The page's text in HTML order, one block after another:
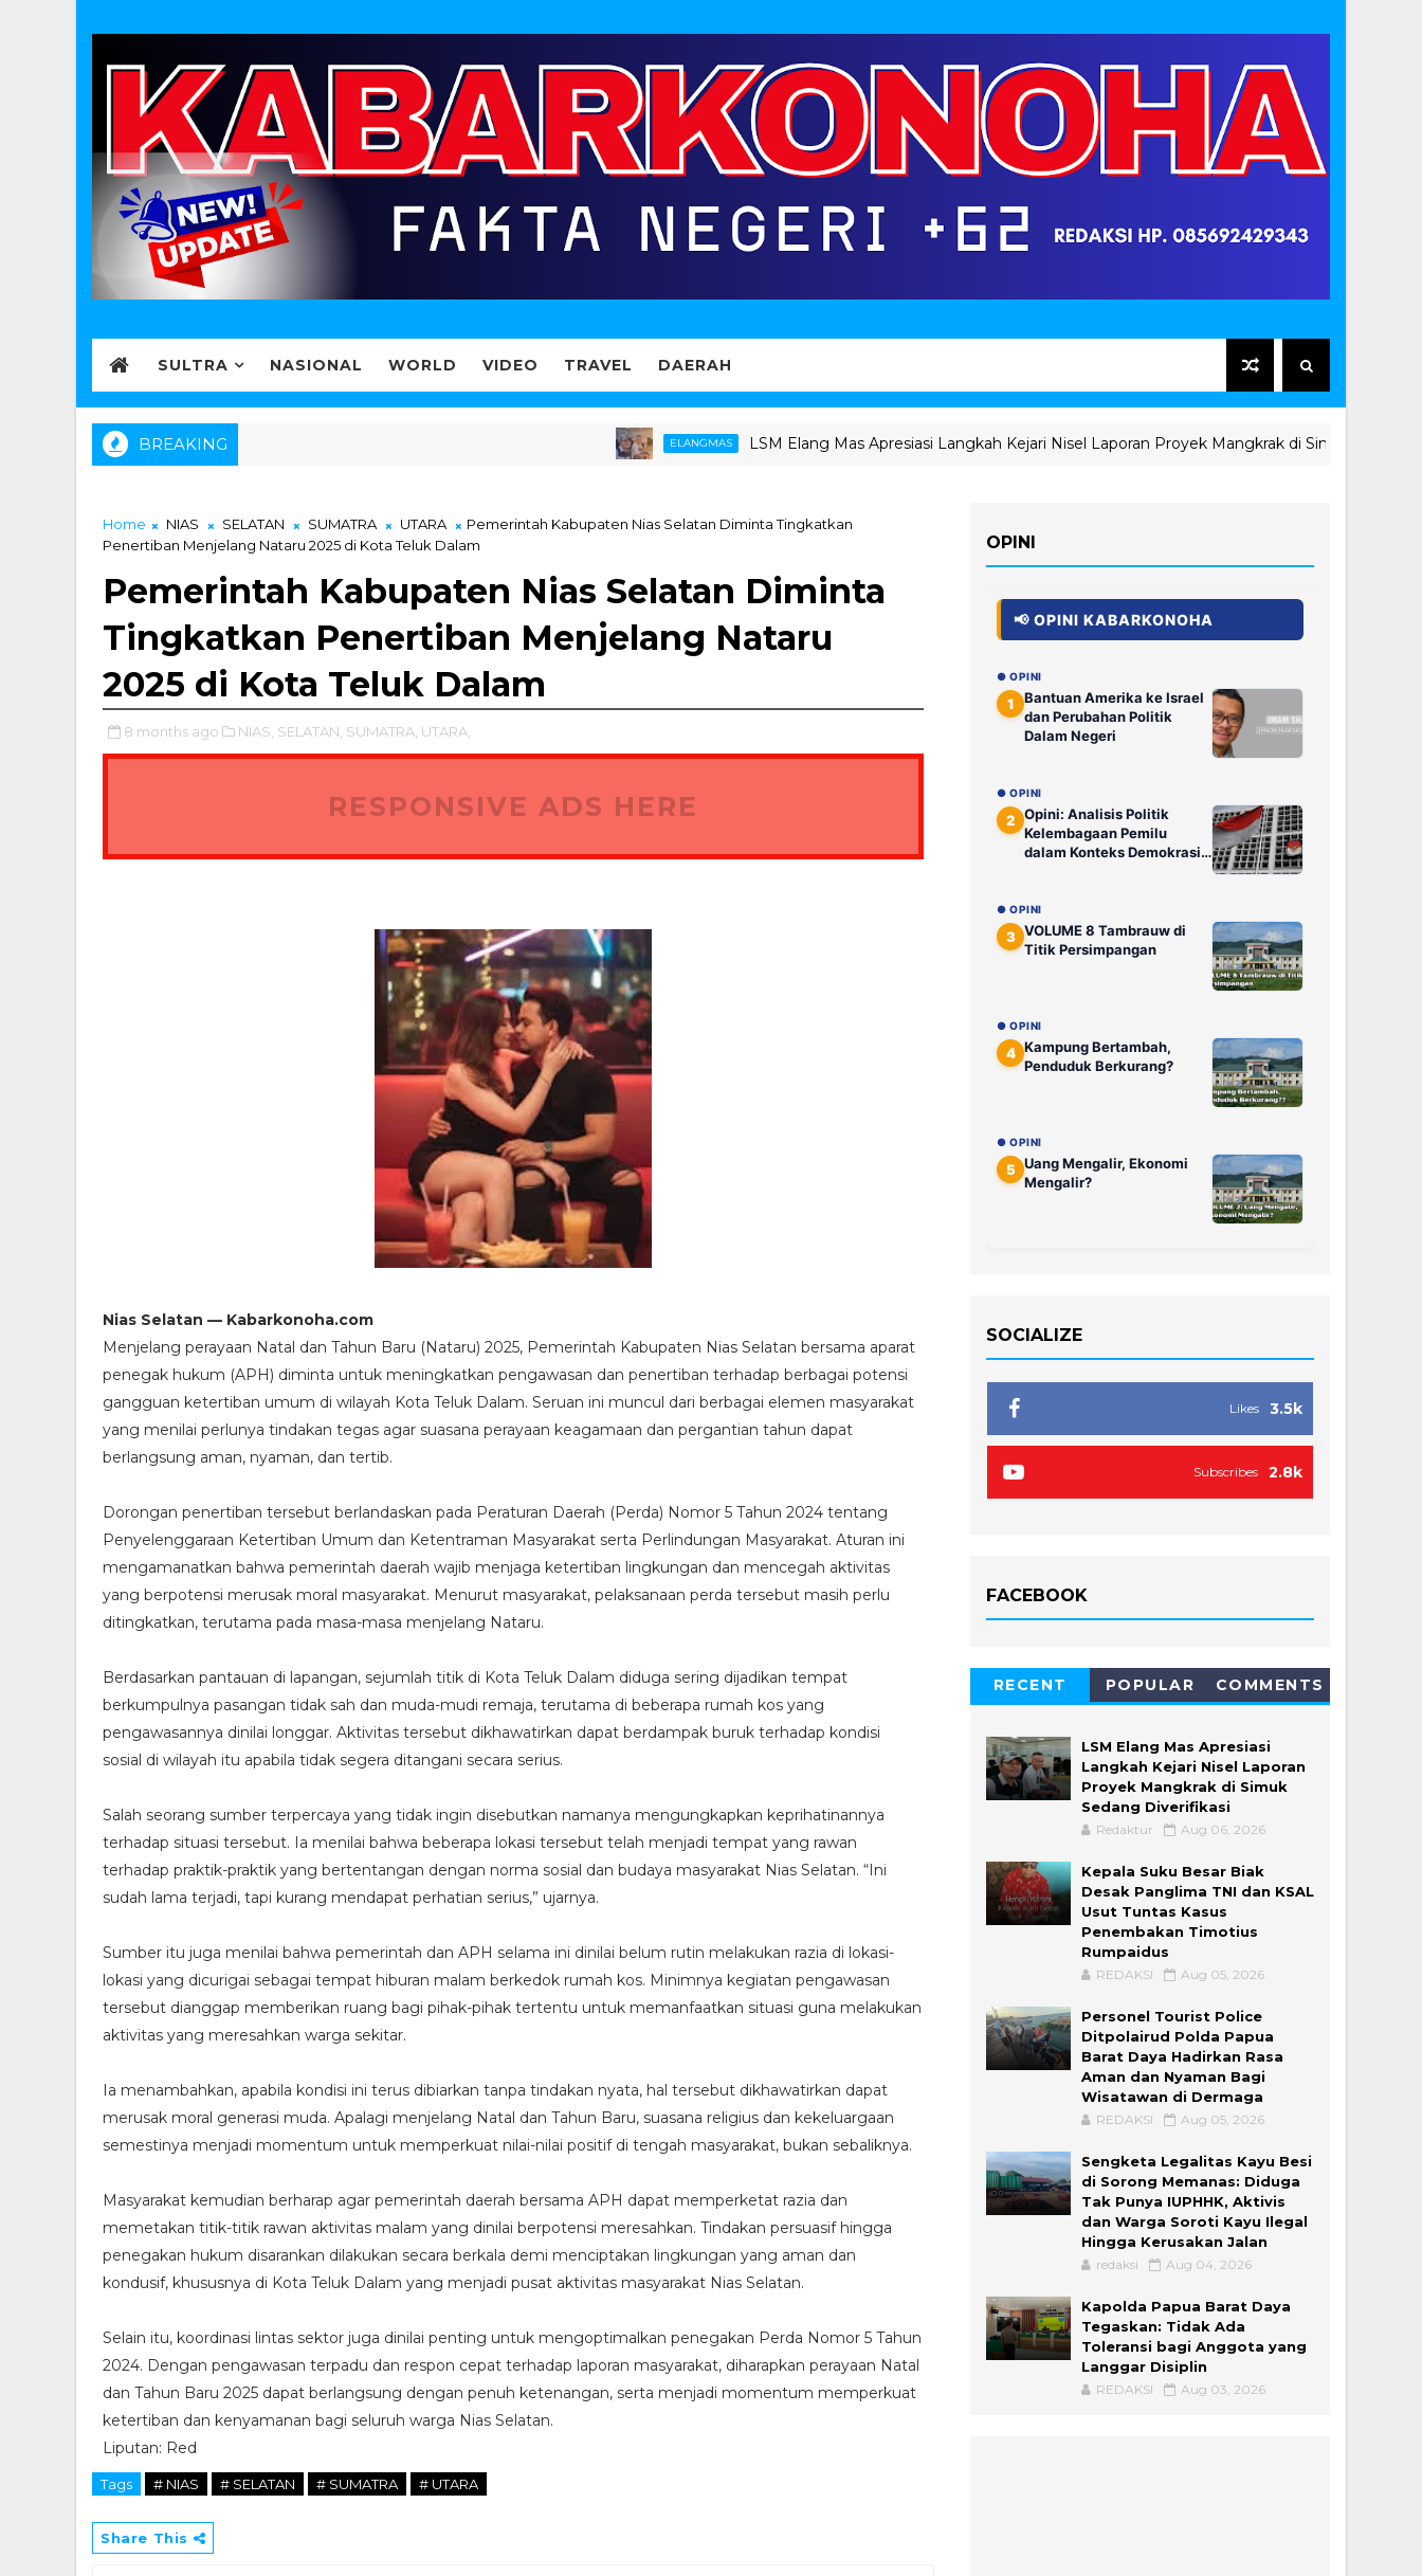
SULTRA NASIONAL WORLD VIDEO TRAVEL DAERAH
BREAKING ELANGMAS LSM Elang Mas Apresiasi Langkah Kejari Nisel Laporan Proyek Mangkrak di Simuk Sedang
Home NIAS SELATAN SUMATRA UTARA
Pemerintah Kabupaten Nias Selatan Diminta Tingkatkan
Penertiban Menjelang Nataru 2025 di Kota Teluk Dalam
Pemerintah Kabupaten Nias Selatan Diminta
Tingkatkan Penertiban Menjelang Nataru
2025 di Kota Teluk Dalam
8 months ago NIAS, SELATAN, SUMATRA, UTARA,
RESPONSIVE ADS HERE
Nias Selatan — Kabarkonoha.com
Menjelang perayaan Natal dan Tahun Baru (Nataru) 2025, Pemerintah Kabupaten Nias Selatan bersama aparat
penegak hukum (APH) diminta untuk meningkatkan pengawasan dan penertiban terhadap berbagai potensi
gangguan ketertiban umum di wilayah Kota Teluk Dalam. Seruan ini muncul dari berbagai elemen masyarakat
yang menilai perlunya tindakan tegas agar suasana perayaan keagamaan dan pergantian tahun dapat
berlangsung aman, nyaman, dan tertib.
Dorongan penertiban tersebut berlandaskan pada Peraturan Daerah (Perda) Nomor 5 Tahun 2024 tentang
Penyelenggaraan Ketertiban Umum dan Ketentraman Masyarakat serta Perlindungan Masyarakat. Aturan ini
mengamanatkan bahwa pemerintah daerah wajib menjaga ketertiban lingkungan dan mencegah aktivitas
yang berpotensi merusak moral masyarakat. Menurut masyarakat, pelaksanaan perda tersebut masih perlu
ditingkatkan, terutama pada masa-masa menjelang Nataru.
Berdasarkan pantauan di lapangan, sejumlah titik di Kota Teluk Dalam diduga sering dijadikan tempat
berkumpulnya pasangan tidak sah dan muda-mudi remaja, terutama di beberapa rumah kos yang
pengawasannya dinilai longgar. Aktivitas tersebut dikhawatirkan dapat berdampak buruk terhadap kondisi
sosial di wilayah itu apabila tidak segera ditangani secara serius.
Salah seorang sumber terpercaya yang tidak ingin disebutkan namanya mengungkapkan keprihatinannya
terhadap situasi tersebut. Ia menilai bahwa beberapa lokasi tersebut telah menjadi tempat yang rawan
terhadap praktik-praktik yang bertentangan dengan norma sosial dan budaya masyarakat Nias Selatan. “Ini
sudah lama terjadi, tapi kurang mendapat perhatian serius,” ujarnya.
Sumber itu juga menilai bahwa pemerintah dan APH selama ini dinilai belum rutin melakukan razia di lokasi-
lokasi yang dicurigai sebagai tempat hiburan malam berkedok rumah kos. Minimnya kegiatan pengawasan
tersebut dianggap memberikan ruang bagi pihak-pihak tertentu untuk memanfaatkan situasi guna melakukan
aktivitas yang meresahkan warga sekitar.
Ia menambahkan, apabila kondisi ini terus dibiarkan tanpa tindakan nyata, hal tersebut dikhawatirkan dapat
merusak moral generasi muda. Apalagi menjelang Natal dan Tahun Baru, suasana religius dan kekeluargaan
semestinya menjadi momentum untuk memperkuat nilai-nilai positif di tengah masyarakat, bukan sebaliknya.
Masyarakat kemudian berharap agar pemerintah daerah bersama APH dapat memperketat razia dan
memetakan titik-titik rawan aktivitas malam yang dinilai berpotensi meresahkan. Tindakan persuasif hingga
penegakan hukum disarankan dilakukan secara berkala demi menciptakan lingkungan yang aman dan
kondusif, khususnya di Kota Teluk Dalam yang menjadi pusat aktivitas masyarakat Nias Selatan.
Selain itu, koordinasi lintas sektor juga dinilai penting untuk mengoptimalkan penegakan Perda Nomor 5 Tahun
2024. Dengan pengawasan terpadu dan respon cepat terhadap laporan masyarakat, diharapkan perayaan Natal
dan Tahun Baru 2025 dapat berlangsung dengan penuh ketenangan, serta menjadi momentum memperkuat
ketertiban dan kenyamanan bagi seluruh warga Nias Selatan.
Liputan: Red
Tags # NIAS # SELATAN # SUMATRA # UTARA
Share This
OPINI
📢 OPINI KABARKONOHA
● OPINI
1
Bantuan Amerika ke Israel
dan Perubahan Politik
Dalam Negeri
● OPINI
2 Opini: Analisis Politik
Kelembagaan Pemilu
dalam Konteks Demokrasi
Publik
● OPINI
3 VOLUME 8 Tambrauw di
Titik Persimpangan
● OPINI
4 Kampung Bertambah,
Penduduk Berkurang?
● OPINI
5 Uang Mengalir, Ekonomi
Mengalir?
SOCIALIZE
3.5k
Likes
2.8k
Subscribes
FACEBOOK
RECENT POPULAR COMMENTS
LSM Elang Mas Apresiasi
Langkah Kejari Nisel Laporan
Proyek Mangkrak di Simuk
Sedang Diverifikasi
Redaktur Aug 06, 2026
Kepala Suku Besar Biak
Desak Panglima TNI dan KSAL
Usut Tuntas Kasus
Penembakan Timotius
Rumpaidus
REDAKSI Aug 05, 2026
Personel Tourist Police
Ditpolairud Polda Papua
Barat Daya Hadirkan Rasa
Aman dan Nyaman Bagi
Wisatawan di Dermaga
REDAKSI Aug 05, 2026
Sengketa Legalitas Kayu Besi
di Sorong Memanas: Diduga
Tak Punya IUPHHK, Aktivis
dan Warga Soroti Kayu Ilegal
Hingga Kerusakan Jalan
redaksi Aug 04, 2026
Kapolda Papua Barat Daya
Tegaskan: Tidak Ada
Toleransi bagi Anggota yang
Langgar Disiplin
REDAKSI Aug 03, 2026